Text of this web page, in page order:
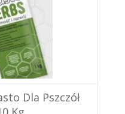
Dla Pszczół